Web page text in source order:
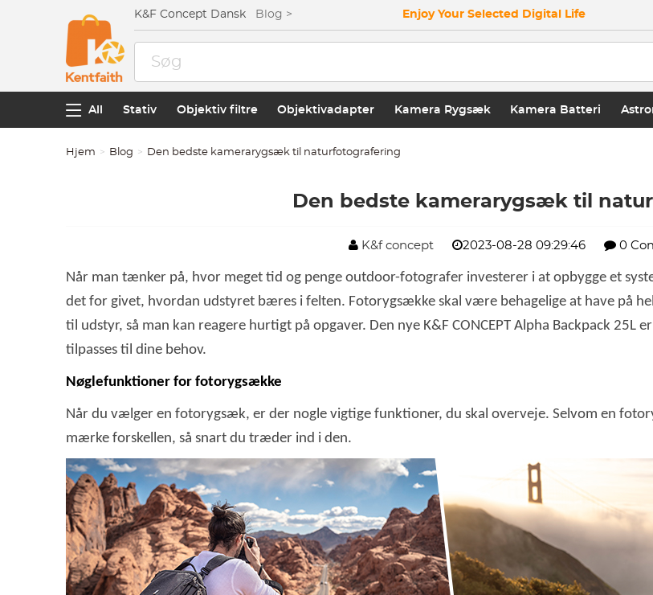
K&F Concept Dansk Blog > Enjoy Your Selected Digital Life
All Stativ Objektiv filtre Objektivadapter Kamera Rygsæk Kamera Batteri
Hjem Blog Den bedste kamerarygsæk til naturfotografering
Den bedste kamerarygsæk til
K&f concept 2023-08-28 09:29:46 0
Når man tænker på, hvor meget tid og penge outdoor-fotografer investerer i at opbygge et
det for givet, hvordan udstyret bæres i felten. Fotorygsække skal være behagelige at have på
til udstyr, så man kan reagere hurtigt på opgaver. Den nye K&F CONCEPT Alpha Backpack 25L
tilpasses til dine behov.
Nøglefunktioner for fotorygsække
Når du vælger en fotorygsæk, er der nogle vigtige funktioner, du skal overveje. Selvom en
mærke forskellen, så snart du træder ind i den.